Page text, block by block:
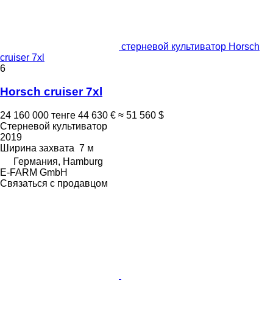
стерневой культиватор Horsch
cruiser 7xl
6
Horsch cruiser 7xl
24 160 000 тенге 44 630 € ≈ 51 560 $
Стерневой культиватор
2019
Ширина захвата 7 м
Германия, Hamburg
E-FARM GmbH
Связаться с продавцом